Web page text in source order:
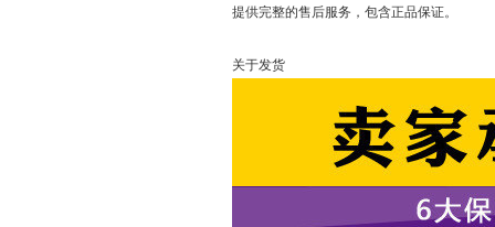
提供完整的售后服务，包含正品保证。
关于发货